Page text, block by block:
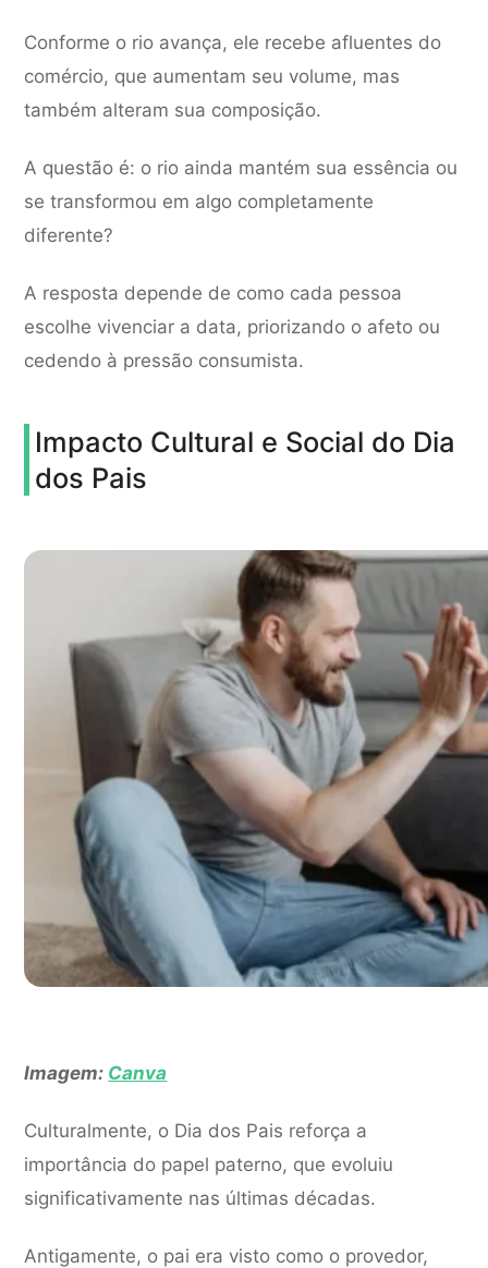
Conforme o rio avança, ele recebe afluentes do
comércio, que aumentam seu volume, mas
também alteram sua composição.
A questão é: o rio ainda mantém sua essência ou
se transformou em algo completamente
diferente?
A resposta depende de como cada pessoa
escolhe vivenciar a data, priorizando o afeto ou
cedendo à pressão consumista.
Impacto Cultural e Social do Dia
dos Pais
Imagem: Canva
Culturalmente, o Dia dos Pais reforça a
importância do papel paterno, que evoluiu
significativamente nas últimas décadas.
Antigamente, o pai era visto como o provedor,